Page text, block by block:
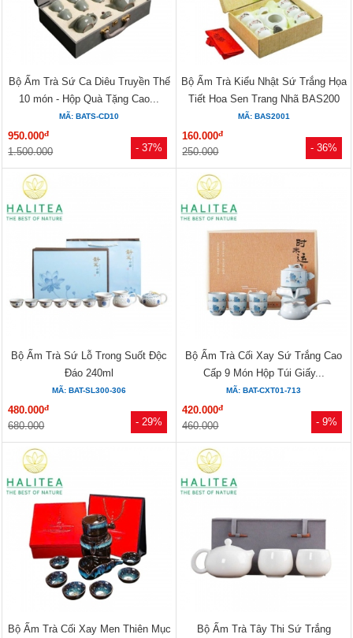
- 37%
Bộ Ấm Trà Sứ Ca Diêu Truyền Thế
10 món - Hộp Quà Tặng Cao...
MÃ: BATS-CD10
950.000đ
1.500.000 - 36%
Bộ Ấm Trà Kiểu Nhật Sứ Trắng Họa
Tiết Hoa Sen Trang Nhã BAS200
MÃ: BAS2001
160.000đ
250.000
- 29%
Bộ Ấm Trà Sứ Lỗ Trong Suốt Độc
Đáo 240ml
MÃ: BAT-SL300-306
480.000đ
680.000 - 9%
Bộ Ấm Trà Cối Xay Sứ Trắng Cao
Cấp 9 Món Hộp Túi Giấy...
MÃ: BAT-CXT01-713
420.000đ
460.000
Bộ Ấm Trà Cối Xay Men Thiên Mục Bộ Ấm Trà Tây Thi Sứ Trắng